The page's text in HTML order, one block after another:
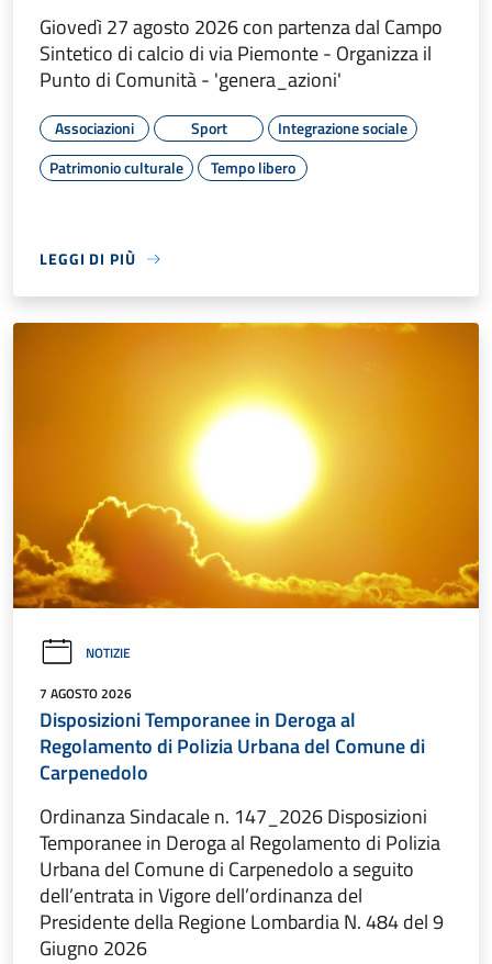
Giovedì 27 agosto 2026 con partenza dal Campo
Sintetico di calcio di via Piemonte - Organizza il
Punto di Comunità - 'genera_azioni'
Associazioni Sport
Integrazione sociale
Patrimonio culturale
Tempo libero
LEGGI DI PIÙ
NOTIZIE
7 AGOSTO 2026
Disposizioni Temporanee in Deroga al
Regolamento di Polizia Urbana del Comune di
Carpenedolo
Ordinanza Sindacale n. 147_2026 Disposizioni
Temporanee in Deroga al Regolamento di Polizia
Urbana del Comune di Carpenedolo a seguito
dell’entrata in Vigore dell’ordinanza del
Presidente della Regione Lombardia N. 484 del 9
Giugno 2026